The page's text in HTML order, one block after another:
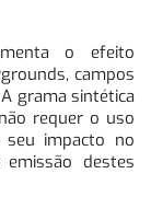
o efeito
campos
grama sintética
requer o uso
seu impacto no
destes